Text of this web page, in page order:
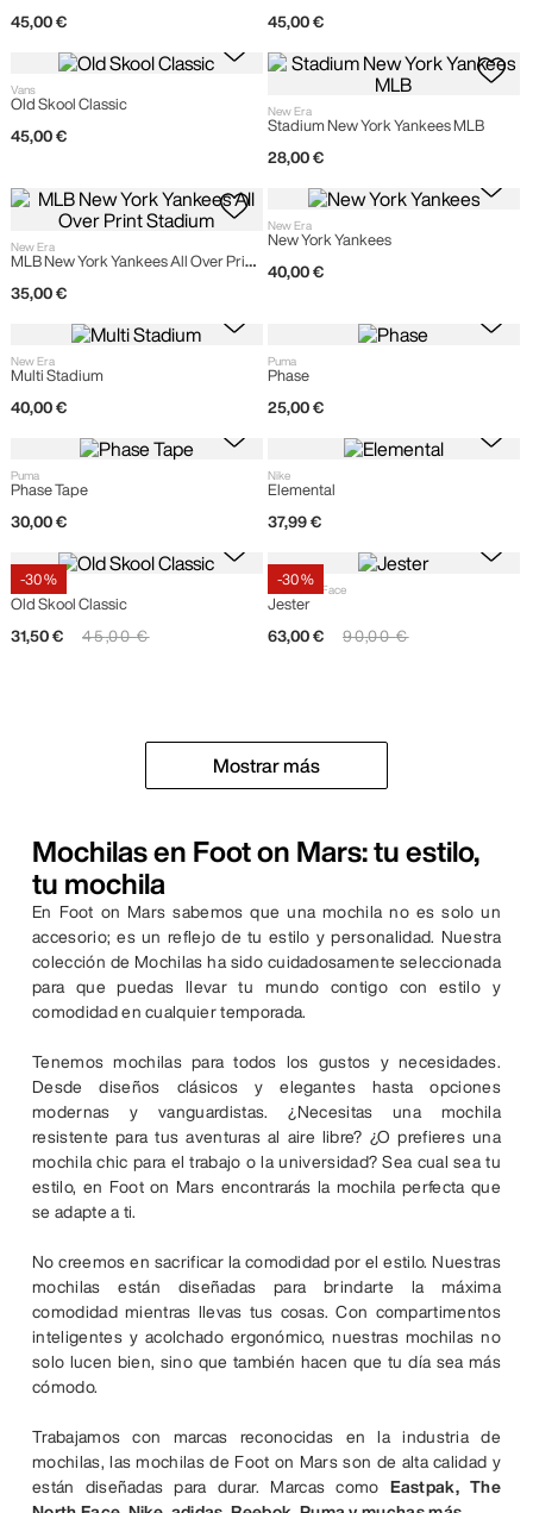
45,00 € 45,00 €
Vans
Old Skool Classic
45,00 €
New Era
Stadium New York Yankees MLB
28,00 €
New Era
MLB New York Yankees All Over Print
35,00 €
New Era
New York Yankees
40,00 €
New Era
Multi Stadium
40,00 €
Puma
Phase
25,00 €
Puma
Phase Tape
30,00 €
Nike
Elemental
37,99 €
-30 %
Vans
Old Skool Classic
31,50 € 45,00 €
-30 %
The North Face
Jester
63,00 € 90,00 €
Mostrar más
Mochilas en Foot on Mars: tu estilo,
tu mochila
En Foot on Mars sabemos que una mochila no es solo un
accesorio; es un reflejo de tu estilo y personalidad. Nuestra
colección de Mochilas ha sido cuidadosamente seleccionada
para que puedas llevar tu mundo contigo con estilo y
comodidad en cualquier temporada.
Tenemos mochilas para todos los gustos y necesidades.
Desde diseños clásicos y elegantes hasta opciones
modernas y vanguardistas. ¿Necesitas una mochila
resistente para tus aventuras al aire libre? ¿O prefieres una
mochila chic para el trabajo o la universidad? Sea cual sea tu
estilo, en Foot on Mars encontrarás la mochila perfecta que
se adapte a ti.
No creemos en sacrificar la comodidad por el estilo. Nuestras
mochilas están diseñadas para brindarte la máxima
comodidad mientras llevas tus cosas. Con compartimentos
inteligentes y acolchado ergonómico, nuestras mochilas no
solo lucen bien, sino que también hacen que tu día sea más
cómodo.
Trabajamos con marcas reconocidas en la industria de
mochilas, las mochilas de Foot on Mars son de alta calidad y
están diseñadas para durar. Marcas como
Eastpak, The